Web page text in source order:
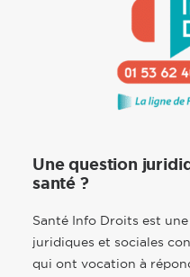
Une question
santé ?
Santé Info Droits est
juridiques et sociales
qui ont vocation à